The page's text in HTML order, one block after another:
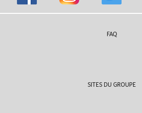
FAQ
SITES DU GROUPE